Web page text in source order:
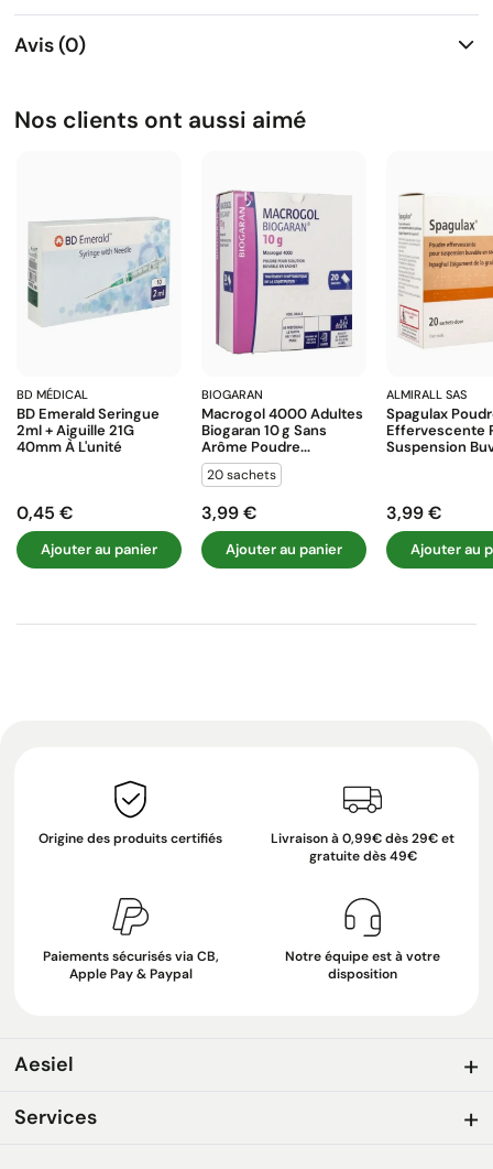
Avis (0)
Nos clients ont aussi aimé
BD MÉDICAL
BD Emerald Seringue
2ml + Aiguille 21G
40mm À L'unité
Prix
0,45 €
Ajouter au panier
BIOGARAN
Macrogol 4000 Adultes
Biogaran 10 G Sans
Arôme Poudre...
20 sachets
Prix
3,99 €
Ajouter au panier
ALMIRALL SAS
Spagulax
Effervescente
Suspension
Prix
3,99 €
Ajouter au
Origine des produits certifiés
Livraison à 0,99€ dès 29€ et
gratuite dès 49€
Paiements sécurisés via CB,
Apple Pay & Paypal
Notre équipe est à votre
disposition
Aesiel
Services